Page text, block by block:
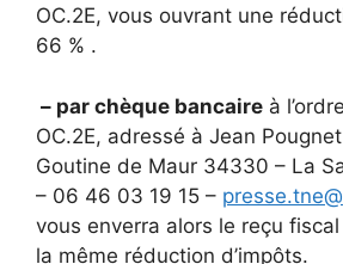
OC.2E, vous ouvrant une
66 % .
– par chèque bancaire à
OC.2E, adressé à Jean
Goutine de Maur 34330 – La
– 06 46 03 19 15 –
vous enverra alors le reçu
la même réduction d’impôts.